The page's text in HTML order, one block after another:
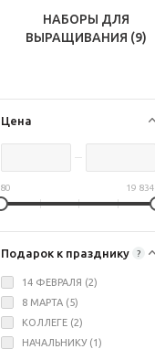
НАБОРЫ ДЛЯ
ВЫРАЩИВАНИЯ (9)
Цена
80 19 834
Подарок к празднику ?
14 ФЕВРАЛЯ (2)
8 МАРТА (5)
КОЛЛЕГЕ (2)
НАЧАЛЬНИКУ (1)